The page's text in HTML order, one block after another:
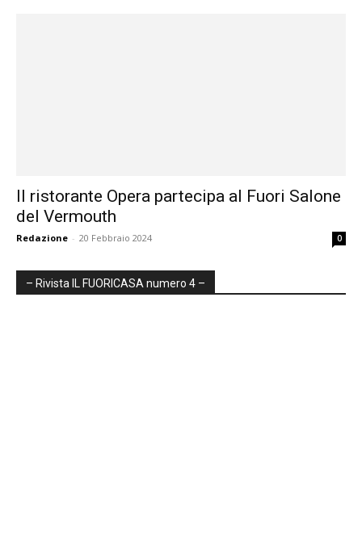
Il ristorante Opera partecipa al Fuori Salone
del Vermouth
Redazione - 20 Febbraio 2024 0
– Rivista IL FUORICASA numero 4 –